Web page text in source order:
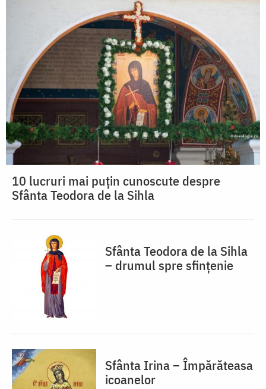
10 lucruri mai puțin cunoscute despre
Sfânta Teodora de la Sihla
Sfânta Teodora de la Sihla
– drumul spre sfințenie
Sfânta Irina – Împărăteasa
icoanelor